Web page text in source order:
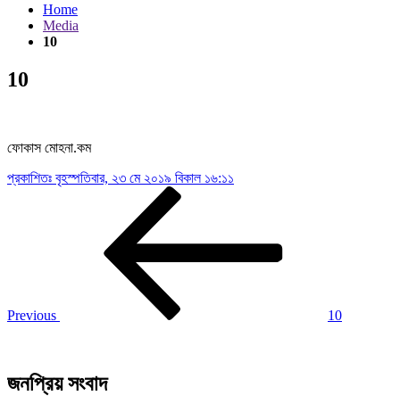
Home
Media
10
10
ফোকাস মোহনা.কম
প্রকাশিতঃ বৃহস্পতিবার, ২৩ মে ২০১৯ বিকাল ১৬:১১
Previous 10
জনপ্রিয় সংবাদ